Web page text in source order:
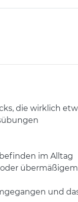
die wirklich
im Alltag
und